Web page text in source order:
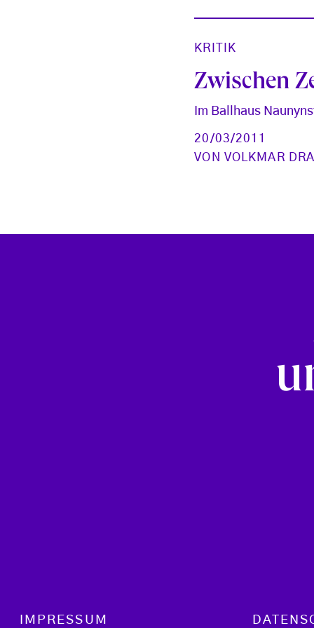
KRITIK
Zwischen
Im Ballhaus
20/03/2011
VON VOLKMAR
Footer menu
IMPRESSUM